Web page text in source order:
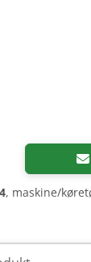
, maskine/